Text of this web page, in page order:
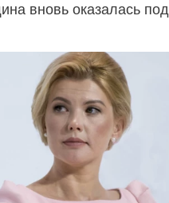
вновь оказалась под